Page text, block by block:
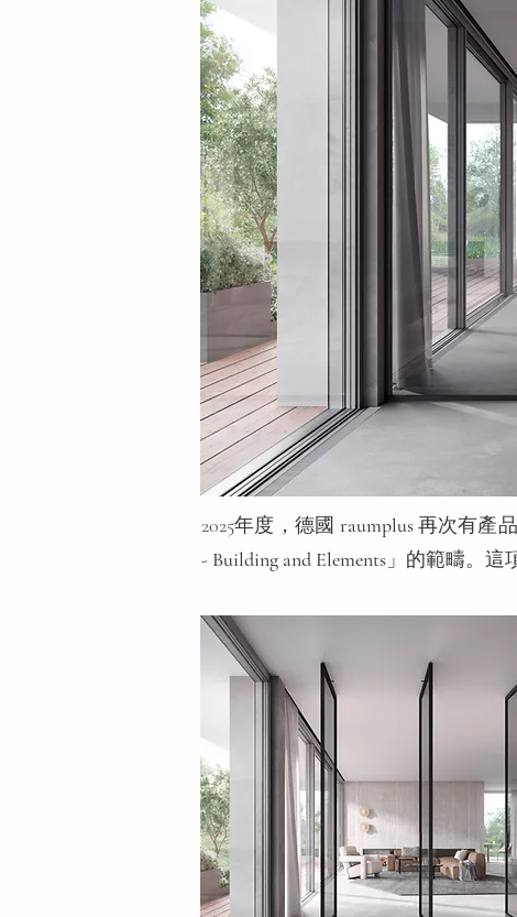
2025年度，德國 raumplus再次有產
- Building and Elements 」的範疇。這